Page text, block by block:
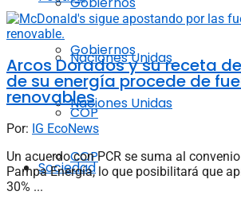
Naciones Unidas
COP
Sociedad
Gobiernos
Naciones Unidas
COP
Arcos Dorados y su receta
de su energía procede de
renovables
Por: IG EcoNews
Un acuerdo con PCR se suma al
Pampa Energía, lo que posibilitará que
30% ...